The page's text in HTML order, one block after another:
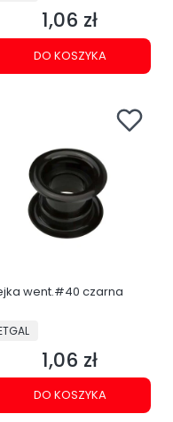
Cena
1,06 zł
DO KOSZYKA
went.#40 czarna
Cena
1,06 zł
DO KOSZYKA